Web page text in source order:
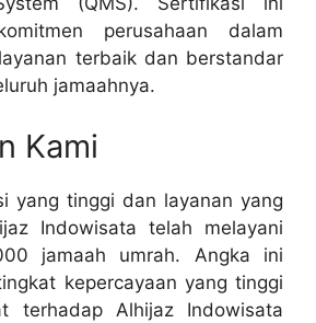
perusahaan dalam
terbaik dan berstandar
jamaahnya.
Kami
yang tinggi dan layanan yang
Indowisata telah melayani
jamaah umrah. Angka ini
kepercayaan yang tinggi
terhadap Alhijaz Indowisata